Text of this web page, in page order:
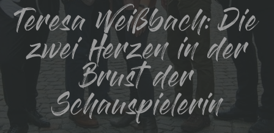
Teresa Weißbach: Die
zwei Herzen in der
Brust der
Schauspielerin